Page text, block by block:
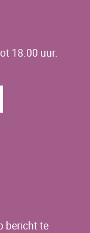
18.00 uur.
bericht te